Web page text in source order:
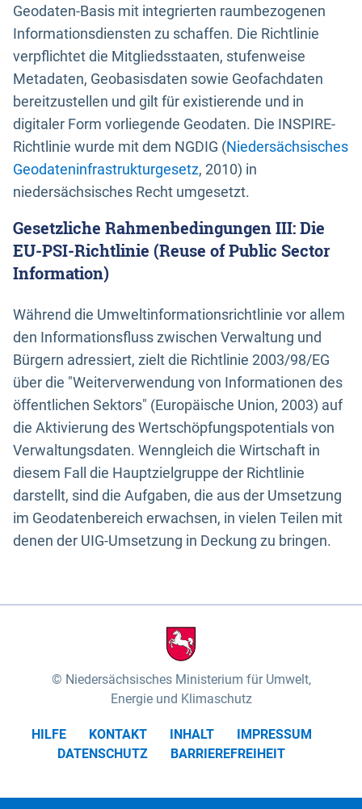
Geodaten-Basis mit integrierten raumbezogenen
Informationsdiensten zu schaffen. Die Richtlinie
verpflichtet die Mitgliedsstaaten, stufenweise
Metadaten, Geobasisdaten sowie Geofachdaten
bereitzustellen und gilt für existierende und in
digitaler Form vorliegende Geodaten. Die INSPIRE-
Richtlinie wurde mit dem NGDIG (Niedersächsisches
Geodateninfrastrukturgesetz, 2010) in
niedersächsisches Recht umgesetzt.
Gesetzliche Rahmenbedingungen III: Die
EU-PSI-Richtlinie (Reuse of Public Sector
Information)
Während die Umweltinformationsrichtlinie vor allem
den Informationsfluss zwischen Verwaltung und
Bürgern adressiert, zielt die Richtlinie 2003/98/EG
über die "Weiterverwendung von Informationen des
öffentlichen Sektors" (Europäische Union, 2003) auf
die Aktivierung des Wertschöpfungspotentials von
Verwaltungsdaten. Wenngleich die Wirtschaft in
diesem Fall die Hauptzielgruppe der Richtlinie
darstellt, sind die Aufgaben, die aus der Umsetzung
im Geodatenbereich erwachsen, in vielen Teilen mit
denen der UIG-Umsetzung in Deckung zu bringen.
Niedersächsisches Ministerium für Umwelt,
Energie und Klimaschutz
HILFE KONTAKT INHALT
IMPRESSUM
DATENSCHUTZ
BARRIEREFREIHEIT